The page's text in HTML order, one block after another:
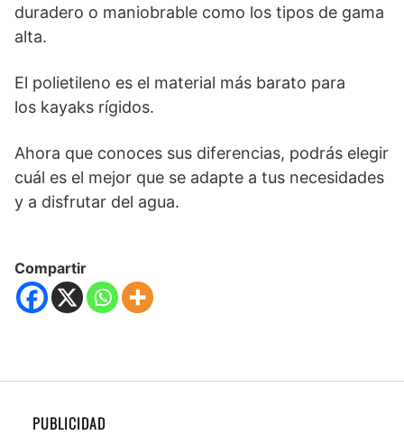
duradero o maniobrable como los tipos de gama
alta.
El polietileno es el material más barato para
los kayaks rígidos.
Ahora que conoces sus diferencias, podrás elegir
cuál es el mejor que se adapte a tus necesidades
y a disfrutar del agua.
Compartir
PUBLICIDAD